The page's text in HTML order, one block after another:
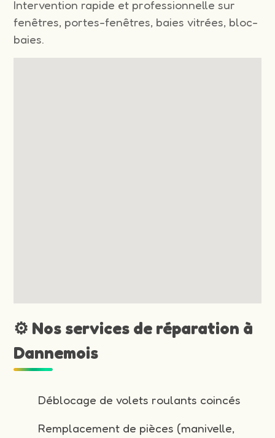
Intervention rapide et professionnelle sur
fenêtres, portes-fenêtres, baies vitrées, bloc-
baies.
⚙️ Nos services de réparation à
Dannemois
Déblocage de volets roulants coincés
Remplacement de pièces (manivelle,